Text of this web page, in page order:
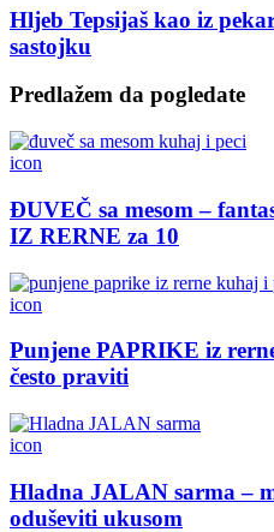
Hljeb Tepsijaš kao iz
sastojku
Predlažem da pogledate
icon
ĐUVEČ sa mesom –
IZ RERNE za 10
icon
Punjene PAPRIKE iz
često praviti
icon
Hladna JALAN sarma –
oduševiti ukusom